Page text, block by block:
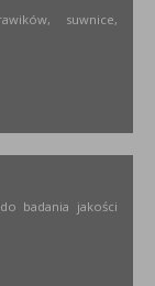
suwnice,
badania jakości